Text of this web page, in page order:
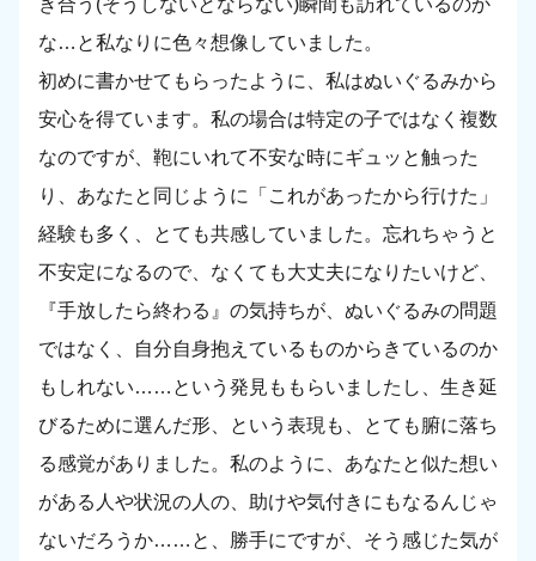
き合う(そうしないとならない)瞬間も訪れているのか
な…と私なりに色々想像していました。
初めに書かせてもらったように、私はぬいぐるみから
安心を得ています。私の場合は特定の子ではなく複数
なのですが、鞄にいれて不安な時にギュッと触った
り、あなたと同じように「これがあったから行けた」
経験も多く、とても共感していました。忘れちゃうと
不安定になるので、なくても大丈夫になりたいけど、
『手放したら終わる』の気持ちが、ぬいぐるみの問題
ではなく、自分自身抱えているものからきているのか
もしれない……という発見ももらいましたし、生き延
びるために選んだ形、という表現も、とても腑に落ち
る感覚がありました。私のように、あなたと似た想い
がある人や状況の人の、助けや気付きにもなるんじゃ
ないだろうか……と、勝手にですが、そう感じた気が